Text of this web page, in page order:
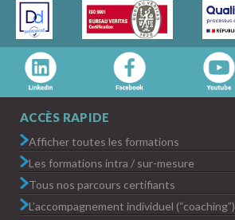
ACCÈS RAPIDE
Afficher toutes les formations
Les formations intra / sur-mesure
Tous nos parcours certifiants
L’accompagnement individuel (“coaching”)